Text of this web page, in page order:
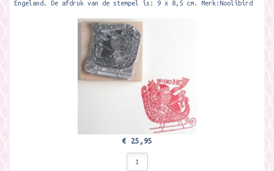
Engeland. De afdruk van de stempel is: 9 x 8,5 cm. Merk:Noolibird
€ 25,95